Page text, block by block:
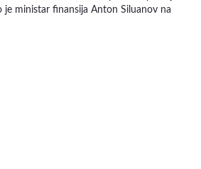
je ministar finansija Anton Siluanov na